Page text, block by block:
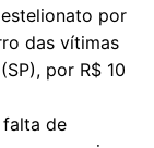
por
das vítimas
por R$ 10
falta de